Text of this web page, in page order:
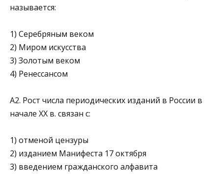
называется:
1) Серебряным веком
2) Миром искусства
3) Золотым веком
4) Ренессансом
А2. Рост числа периодических изданий в России в
начале XX в. связан с:
1) отменой цензуры
2) изданием Манифеста 17 октября
3) введением гражданского алфавита